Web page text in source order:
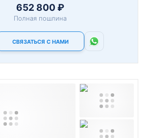
652 800 ₽
Полная пошлина
СВЯЗАТЬСЯ С НАМИ